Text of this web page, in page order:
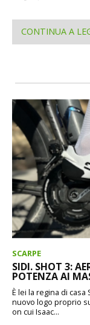
CONTINUA A
SCARPE
SIDI. SHOT 3:
POTENZA AI
È lei la regina di casa
nuovo logo proprio
on cui Isaac...